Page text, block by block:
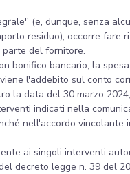
(e, dunque, senza
residuo), occorre fare
del fornitore.
bonifico bancario, la
l'addebito sul conto
la data del 30 marzo
indicati nella
nell'accordo
ai singoli interventi
decreto legge n. 39 del